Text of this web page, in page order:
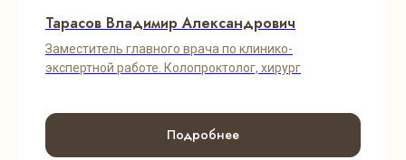
Тарасов Владимир Александрович
Заместитель главного врача по клинико-
экспертной работе. Колопроктолог, хирург
Подробнее